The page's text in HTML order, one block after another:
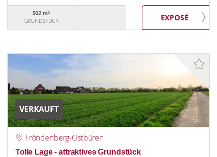
502 m²
GRUNDSTÜCK
VERKAUFT
Fröndenberg-Ostbüren
Tolle Lage - attraktives Grundstück